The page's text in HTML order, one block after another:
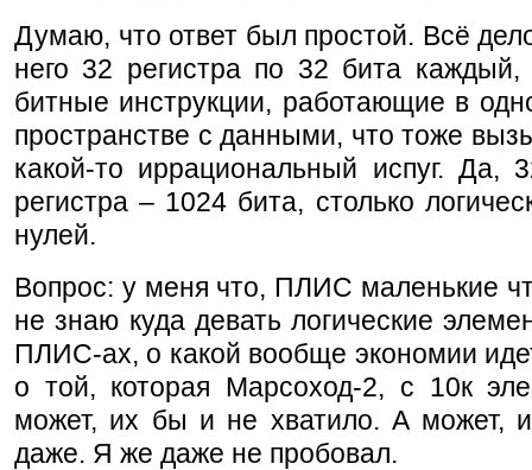
Думаю, что ответ был простой. Всё
него 32 регистра по 32 бита
битные инструкции, работающие в
пространстве с данными, что тоже
какой-то иррациональный испуг. Да,
регистра – 1024 бита, столько
нулей.
Вопрос: у меня что, ПЛИС маленькие
не знаю куда девать логические
ПЛИС-ах, о какой вообще экономии
о той, которая Марсоход-2, с 10к
может, их бы и не хватило. А может,
даже. Я же даже не пробовал.